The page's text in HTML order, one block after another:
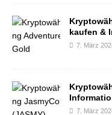
kaufen &
7. März
7. März